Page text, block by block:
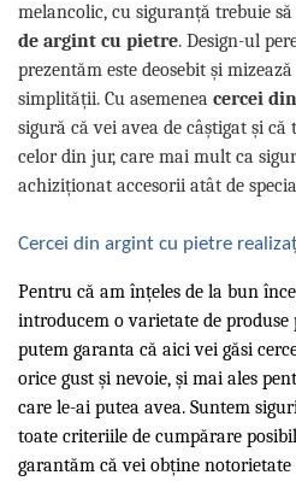
melancolic, cu siguranță trebuie
de argint cu pietre. Design-ul
prezentăm este deosebit și
simplității. Cu asemenea cercei
sigură că vei avea de câștigat și
celor din jur, care mai mult ca
achiziționat accesorii atât de
Cercei din argint cu pietre
Pentru că am înțeles de la bun
introducem o varietate de
putem garanta că aici vei găsi
orice gust și nevoie, și mai ales
care le-ai putea avea. Suntem
toate criteriile de cumpărare
garantăm că vei obține